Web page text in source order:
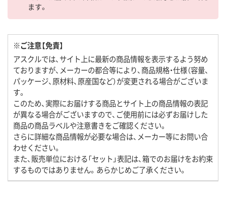
ます。
※ご注意【免責】
アスクルでは、サイト上に最新の商品情報を表示するよう努め
ておりますが、メーカーの都合等により、商品規格・仕様（容量、
パッケージ、原材料、原産国など）が変更される場合がございま
す。
このため、実際にお届けする商品とサイト上の商品情報の表記
が異なる場合がございますので、ご使用前には必ずお届けした
商品の商品ラベルや注意書きをご確認ください。
さらに詳細な商品情報が必要な場合は、メーカー等にお問い合
わせください。
また、販売単位における「セット」表記は、箱でのお届けをお約束
するものではありません。あらかじめご了承ください。